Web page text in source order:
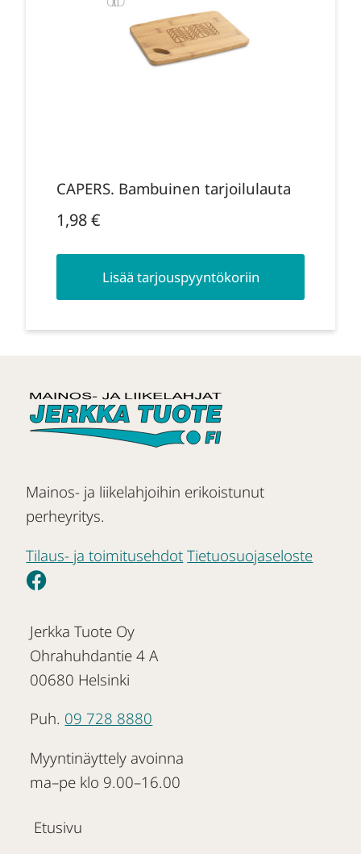
CAPERS. Bambuinen tarjoilulauta
1,98€
Lisää tarjouspyyntökoriin
Mainos- ja liikelahjoihin erikoistunut
perheyritys.
Tilaus- ja toimitusehdot Tietuosuojaseloste
Jerkka Tuote Oy
Ohrahuhdantie 4 A
00680 Helsinki
Puh. 09 728 8880
Myyntinäyttely avoinna
ma–pe klo 9.00–16.00
Etusivu